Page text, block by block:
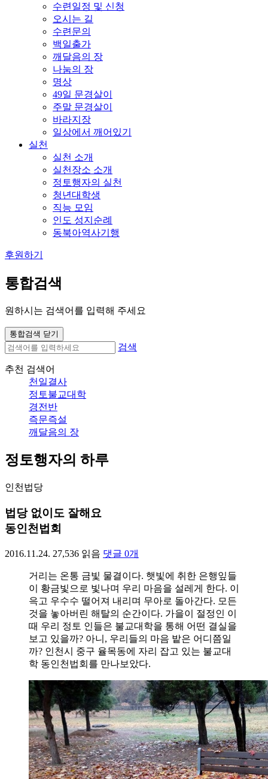
수련일정 및 신청
오시는 길
수련문의
백일출가
깨달음의 장
나눔의 장
명상
49일 문경살이
주말 문경살이
바라지장
일상에서 깨어있기
실천
실천 소개
실천장소 소개
정토행자의 실천
청년대학생
직능 모임
인도 성지순례
동북아역사기행
후원하기
통합검색
원하시는 검색어를 입력해 주세요
통합검색 닫기
검색
추천 검색어
천일결사
정토불교대학
경전반
즉문즉설
깨달음의 장
정토행자의 하루
인천법당
법당 없이도 잘해요
동인천법회
2016.11.24. 27,536 읽음 댓글 0개
거리는 온통 금빛 물결이다. 햇빛에 취한 은행잎들
이 황금빛으로 빛나며 우리 마음을 설레게 한다. 이
윽고 우수수 떨어져 내리며 무아로 돌아간다. 모든
것을 놓아버린 해탈의 순간이다. 가을이 절정인 이
때 우리 정토 인들은 불교대학을 통해 어떤 결실을
보고 있을까? 아니, 우리들의 마음 밭은 어디쯤일
까? 인천시 중구 율목동에 자리 잡고 있는 불교대
학 동인천법회를 만나보았다.